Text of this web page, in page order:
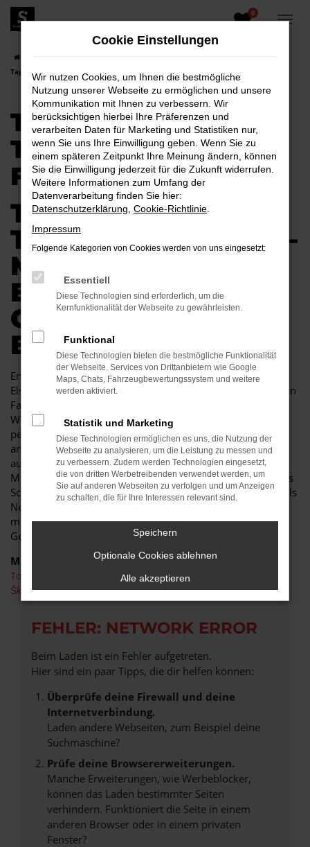
Zum
Hauptinhalt
0
Tageszulassung für Elsterwerda
TOYOTA PROACE
TAGESZULASSUNG
FÜR ELSTERWERDA
TOYOTA PROACE
TAGESZULASSUNG –
MOBILITÄT FÜR
ELSTERWERDA
GENAU IN IHREM
BUDGET
Endlich angekommen: mit einem Toyota Proace in
Elsterwerda machen Sie alles richtig und sitzen im perfekten
Fahrzeug für diese Stadt. Einerseits sind Sie dank der
Wendigkeit und der sparsamen und effizienten Motoren
perfekt auf den Stadtverkehr von Elsterwerda eingerichtet,
andererseits ist der Toyota Proace jedoch auch für Fahrten
auf Autobahn oder Landstraße geeignet. Das vielseitige
Modell erhalten Sie als Kunde aus Elsterwerda im Autohaus
Schiefelbein. Wir bieten Ihnen den Toyota Proace sowohl als
Neuwagen als auch als Tageszulassung. Wer noch etwas
mehr sparen möchte, entscheidet sich für ein
Gebrauchtfahrzeug oder einen Jahreswagen.
Marken
Toyota
Škoda
FEHLER: NETWORK ERROR
Beim Laden ist ein Fehler aufgetreten.
Hier sind ein paar Tipps, die dir helfen können:
Überprüfe deine Firewall und deine
Internetverbindung.
Laden andere Webseiten, zum Beispiel deine
Suchmaschine?
Prüfe deine Browsererweiterungen.
Manche Erweiterungen, wie Werbeblocker,
können das Laden bestimmter Seiten
verhindern. Funktioniert die Seite in einem
anderen Browser oder in einem privaten
Fenster?
Cookie Einstellungen
Wir nutzen Cookies, um Ihnen die bestmögliche
Nutzung unserer Webseite zu ermöglichen und unsere
Kommunikation mit Ihnen zu verbessern. Wir
berücksichtigen hierbei Ihre Präferenzen und
verarbeiten Daten für Marketing und Statistiken nur,
wenn Sie uns Ihre Einwilligung geben. Wenn Sie zu
einem späteren Zeitpunkt Ihre Meinung ändern, können
Sie die Einwilligung jederzeit für die Zukunft widerrufen.
Weitere Informationen zum Umfang der
Datenverarbeitung finden Sie hier:
Datenschutzerklärung Cookie-Richtlinie
Impressum
Folgende Kategorien von Cookies werden von uns eingesetzt:
Essentiell
Diese Technologien sind erforderlich, um die
Kernfunktionalität der Webseite zu gewährleisten.
Funktional
Diese Technologien bieten die bestmögliche Funktionalität
der Webseite. Services von Drittanbietern wie Google
Maps, Chats, Fahrzeugbewertungssystem und weitere
werden aktiviert.
Statistik und Marketing
Diese Technologien ermöglichen es uns, die Nutzung der
Webseite zu analysieren, um die Leistung zu messen und
zu verbessern. Zudem werden Technologien eingesetzt,
die von dritten Werbetreibenden verwendet werden, um
Sie auf anderen Webseiten zu verfolgen und um Anzeigen
zu schalten, die für Ihre Interessen relevant sind.
Speichern
Optionale Cookies ablehnen
Alle akzeptieren